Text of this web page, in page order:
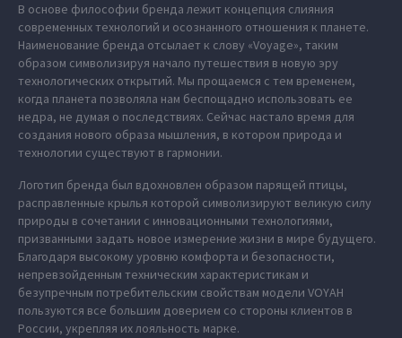
В основе философии бренда лежит концепция слияния
современных технологий и осознанного отношения к планете.
Наименование бренда отсылает к слову «Voyage», таким
образом символизируя начало путешествия в новую эру
технологических открытий. Мы прощаемся с тем временем,
когда планета позволяла нам беспощадно использовать ее
недра, не думая о последствиях. Сейчас настало время для
создания нового образа мышления, в котором природа и
технологии существуют в гармонии.
Логотип бренда был вдохновлен образом парящей птицы,
расправленные крылья которой символизируют великую силу
природы в сочетании с инновационными технологиями,
призванными задать новое измерение жизни в мире будущего.
Благодаря высокому уровню комфорта и безопасности,
непревзойденным техническим характеристикам и
безупречным потребительским свойствам модели VOYAH
пользуются все большим доверием со стороны клиентов в
России, укрепляя их лояльность марке.